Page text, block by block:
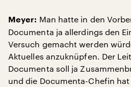
Meyer: Man hatte in den
Documenta ja allerdings den
Versuch gemacht werden
Aktuelles anzuknüpfen. Der
Documenta soll ja
und die Documenta-Chefin